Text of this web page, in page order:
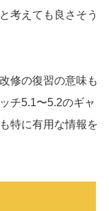
考えても良さそう
修の復習の意味も
チ5.1〜5.2のギャ
特に有用な情報を